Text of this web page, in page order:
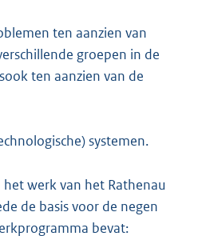
ten aanzien van
groepen in de
ten aanzien van de
systemen.
het werk van het Rathenau
de basis voor de negen
bevat: